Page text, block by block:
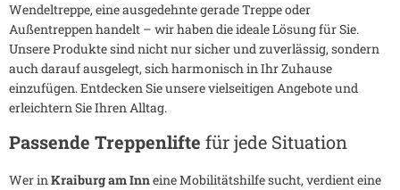
Wendeltreppe, eine ausgedehnte gerade Treppe oder
Außentreppen handelt – wir haben die ideale Lösung für Sie.
Unsere Produkte sind nicht nur sicher und zuverlässig, sondern
auch darauf ausgelegt, sich harmonisch in Ihr Zuhause
einzufügen. Entdecken Sie unsere vielseitigen Angebote und
erleichtern Sie Ihren Alltag.
Passende Treppenlifte für jede Situation
Wer inKraiburg am Inneine Mobilitätshilfe sucht, verdient eine